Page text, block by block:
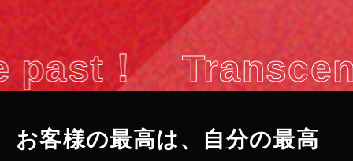
！ Transcend
お客様の最高は、自分の最高